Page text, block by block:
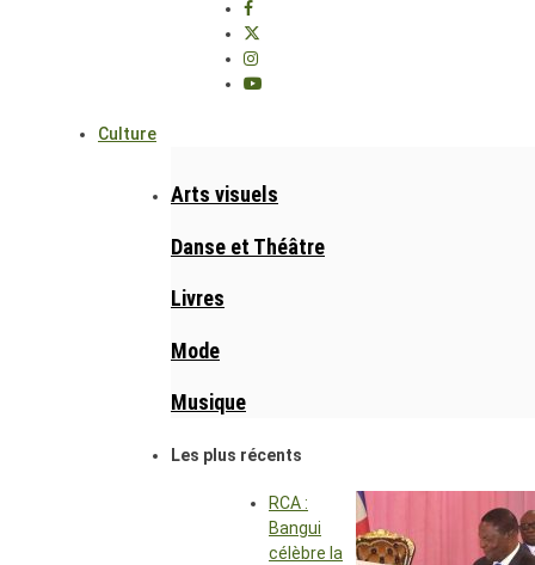
Culture
Arts visuels
Danse et Théâtre
Livres
Mode
Musique
Les plus récents
RCA :
Bangui
célèbre la